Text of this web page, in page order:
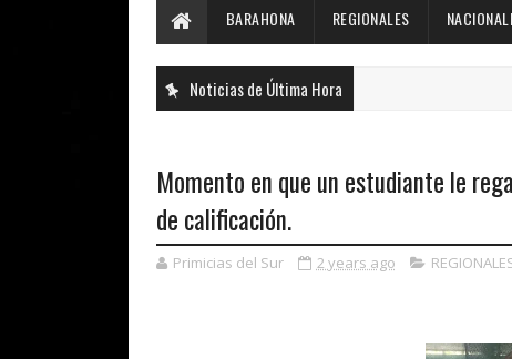
BARAHONA REGIONALES
Noticias de Última Hora
Momento en que un estudiante le
de calificación.
Primicias del Sur 2 years ago